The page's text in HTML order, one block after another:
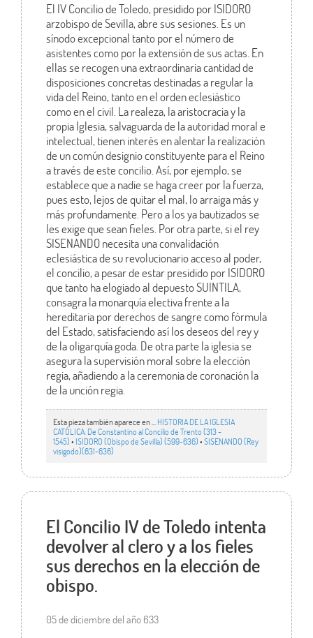
El IV Concilio de Toledo, presidido por ISIDORO
arzobispo de Sevilla, abre sus sesiones. Es un
sínodo excepcional tanto por el número de
asistentes como por la extensión de sus actas. En
ellas se recogen una extraordinaria cantidad de
disposiciones concretas destinadas a regular la
vida del Reino, tanto en el orden eclesiástico
como en el civil. La realeza, la aristocracia y la
propia Iglesia, salvaguarda de la autoridad moral e
intelectual, tienen interés en alentar la realización
de un común designio constituyente para el Reino
a través de este concilio. Así, por ejemplo, se
establece que a nadie se haga creer por la fuerza,
pues esto, lejos de quitar el mal, lo arraiga más y
más profundamente. Pero a los ya bautizados se
les exige que sean fieles. Por otra parte, si el rey
SISENANDO necesita una convalidación
eclesiástica de su revolucionario acceso al poder,
el concilio, a pesar de estar presidido por ISIDORO
que tanto ha elogiado al depuesto SUINTILA,
consagra la monarquía electiva frente a la
hereditaria por derechos de sangre como fórmula
del Estado, satisfaciendo así los deseos del rey y
de la oligarquía goda. De otra parte la iglesia se
asegura la supervisión moral sobre la elección
regia, añadiendo a la ceremonia de coronación la
de la unción regia.
Esta pieza también aparece en ... HISTORIA DE LA IGLESIA
CATÓLICA. De Constantino al Concilio de Trento (313 -
1545)• ISIDORO (Obispo de Sevilla) (599-636)•SISENANDO (Rey
visigodo)(631-636)
El Concilio IV de Toledo intenta
devolver al clero y a los fieles
sus derechos en la elección de
obispo.
05 de diciembre del año 633